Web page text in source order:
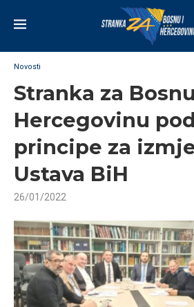
Novosti
Stranka za
Hercegovinu
principe za
Ustava BiH
26/01/2022